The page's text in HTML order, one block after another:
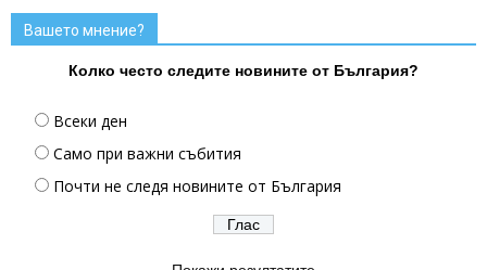
Вашето мнение?
Колко често следите новините от България?
Всеки ден
Само при важни събития
Почти не следя новините от България